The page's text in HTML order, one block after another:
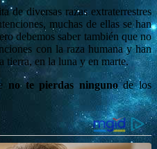
de diversas razas extraterrestres
muchas de ellas se han
debemos saber también que no
con la raza humana y han
tierra, en la luna y en marte.
no te pierdas ningunode los